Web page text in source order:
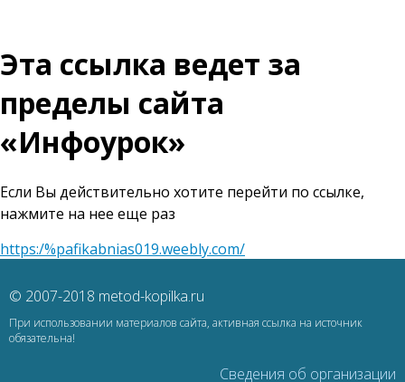
Эта ссылка ведет за
пределы сайта
«Инфоурок»
Если Вы действительно хотите перейти по ссылке,
нажмите на нее еще раз
https:/%pafikabnias019.weebly.com/
© 2007-2018 metod-kopilka.ru
При использовании материалов сайта, активная ссылка на источник
обязательна!
Сведения об организации